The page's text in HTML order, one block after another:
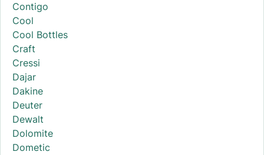
Contigo
Cool
Cool Bottles
Craft
Cressi
Dajar
Dakine
Deuter
Dewalt
Dolomite
Dometic